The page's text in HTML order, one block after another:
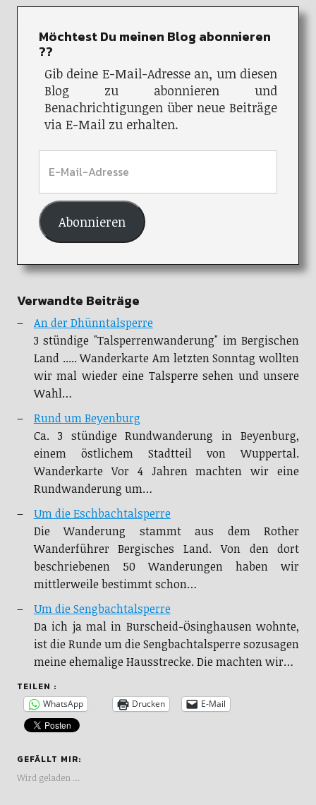
Möchtest Du meinen Blog abonnieren
??
Gib deine E-Mail-Adresse an, um diesen
Blog zu abonnieren und
Benachrichtigungen über neue Beiträge
via E-Mail zu erhalten.
Abonnieren
Verwandte Beiträge
An der Dhünntalsperre
3 stündige "Talsperrenwanderung" im Bergischen
Land ..... Wanderkarte Am letzten Sonntag wollten
wir mal wieder eine Talsperre sehen und unsere
Wahl…
Rund um Beyenburg
Ca. 3 stündige Rundwanderung in Beyenburg,
einem östlichem Stadtteil von Wuppertal.
Wanderkarte Vor 4 Jahren machten wir eine
Rundwanderung um…
Um die Eschbachtalsperre
Die Wanderung stammt aus dem Rother
Wanderführer Bergisches Land. Von den dort
beschriebenen 50 Wanderungen haben wir
mittlerweile bestimmt schon…
Um die Sengbachtalsperre
Da ich ja mal in Burscheid-Ösinghausen wohnte,
ist die Runde um die Sengbachtalsperre sozusagen
meine ehemalige Hausstrecke. Die machten wir…
TEILEN :
WhatsApp Drucken E-Mail
GEFÄLLT MIR:
Wird geladen …